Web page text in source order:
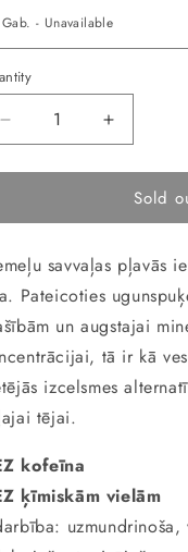
Decrease
quantity
for
NORDIC
25x2g
Increase
quantity
for
Tēja
NORDIC
25x2g
Sold
savvaļas pļavās
Pateicoties
un augstajai
tā ir kā
izcelsmes
tējai.
kofeīna
ķīmiskām vielām
uzmundrinoša,